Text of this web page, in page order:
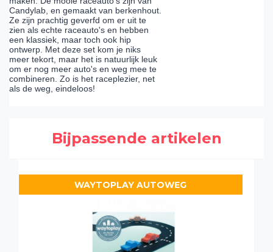
Candylab, en gemaakt van berkenhout.
Ze zijn prachtig geverfd om er uit te
zien als echte raceauto's en hebben
een klassiek, maar toch ook hip
ontwerp. Met deze set kom je niks
meer tekort, maar het is natuurlijk leuk
om er nog meer auto's en weg mee te
combineren. Zo is het raceplezier, net
als de weg, eindeloos!
Bijpassende artikelen
WAYTOPLAY AUTOWEG